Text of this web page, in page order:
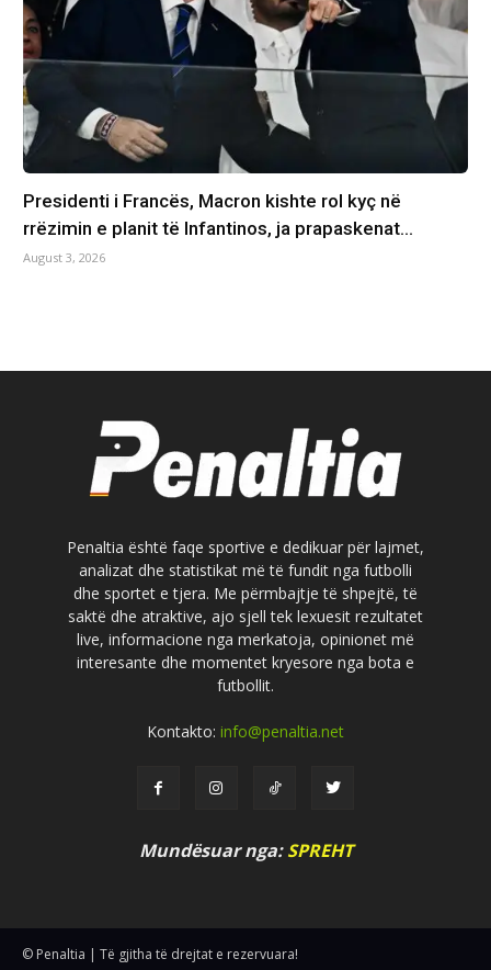
Presidenti i Francës, Macron kishte rol kyç në
rrëzimin e planit të Infantinos, ja prapaskenat…
August 3, 2026
Penaltia është faqe sportive e dedikuar për lajmet,
analizat dhe statistikat më të fundit nga futbolli
dhe sportet e tjera. Me përmbajtje të shpejtë, të
saktë dhe atraktive, ajo sjell tek lexuesit rezultatet
live, informacione nga merkatoja, opinionet më
interesante dhe momentet kryesore nga bota e
futbollit.
Kontakto: info@penaltia.net
Mundësuar nga:SPREHT
© Penaltia | Të gjitha të drejtat e rezervuara!